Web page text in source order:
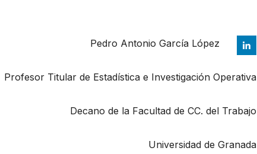
Pedro Antonio García López
Profesor Titular de Estadística e Investigación Operativa
Decano de la Facultad de CC. del Trabajo
Universidad de Granada